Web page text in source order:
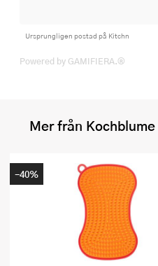
Ursprungligen postad på Kitchn
Powered by GAMIFIERA.®
Mer från Kochblume
-40%